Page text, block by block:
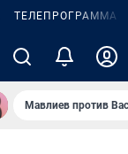
ТЕЛЕПРОГРАММА
Мавлиев против